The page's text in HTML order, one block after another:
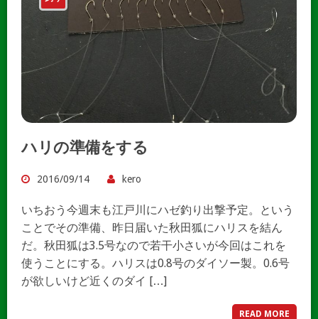
ハリの準備をする
2016/09/14 kero
いちおう今週末も江戸川にハゼ釣り出撃予定。という
ことでその準備、昨日届いた秋田狐にハリスを結ん
だ。秋田狐は3.5号なので若干小さいが今回はこれを
使うことにする。ハリスは0.8号のダイソー製。0.6号
が欲しいけど近くのダイ […]
READ MORE